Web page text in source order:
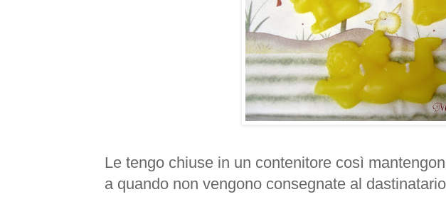
Le tengo chiuse in un contenitore così
a quando non vengono consegnate al dastinatario